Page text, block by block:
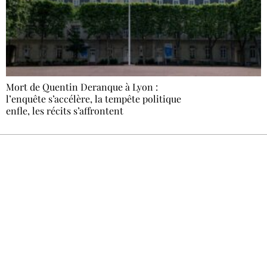
Mort de Quentin Deranque à Lyon :
l’enquête s’accélère, la tempête politique
enfle, les récits s’affrontent